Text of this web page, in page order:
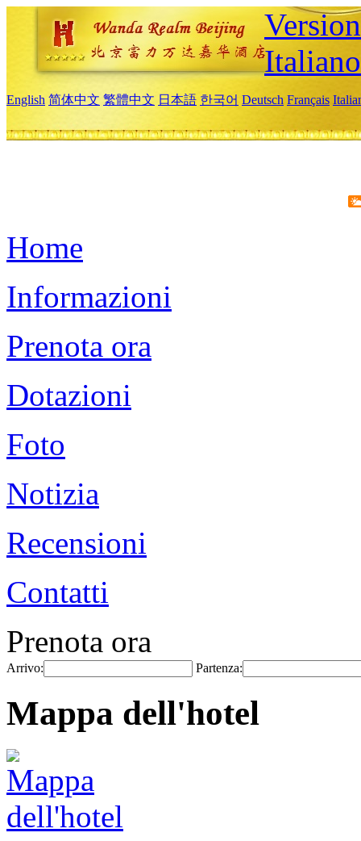
Italiano
English 简体中文 繁體中文 日本語 한국어 Deutsch Français
Home
Informazioni
Prenota ora
Dotazioni
Foto
Notizia
Recensioni
Contatti
Prenota ora
Arrivo: Partenza:
Mappa dell'hotel